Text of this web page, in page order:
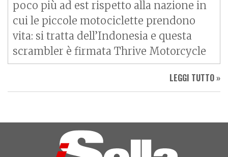
poco più ad est rispetto alla nazione in
cui le piccole motociclette prendono
vita: si tratta dell’Indonesia e questa
scrambler è firmata Thrive Motorcycle
LEGGI TUTTO »